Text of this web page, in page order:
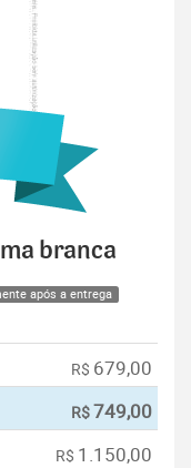
branca
após a entrega
R$ 679,00
R$749,00
R$ 1.150,00